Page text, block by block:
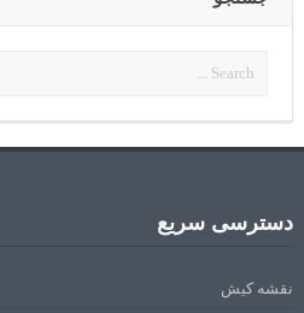
دسترسی سریع
نقشه کیش